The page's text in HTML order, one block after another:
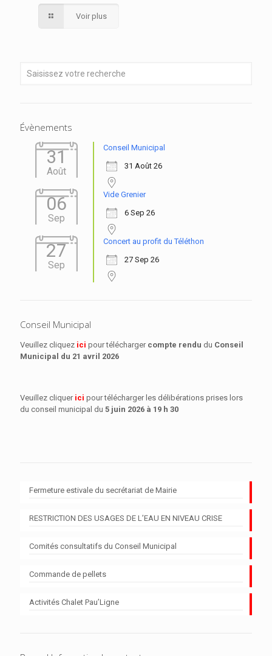
Voir plus
Évènements
31
Août
Conseil Municipal
31 Août 26
06
Sep
Vide Grenier
6 Sep 26
27
Sep
Concert au profit du Téléthon
27 Sep 26
Conseil Municipal
Veuillez cliquez ici pour télécharger compte rendu du Conseil
Municipal du 21 avril 2026
Veuillez cliquer ici pour télécharger les délibérations prises lors
du conseil municipal du 5 juin 2026 à 19 h 30
Fermeture estivale du secrétariat de Mairie
RESTRICTION DES USAGES DE L’EAU EN NIVEAU CRISE
Comités consultatifs du Conseil Municipal
Commande de pellets
Activités Chalet Pau’Ligne